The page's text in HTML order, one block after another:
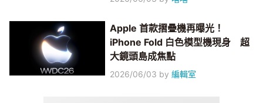
Apple 首款摺疊機再曝光！
iPhone Fold 白色模型機現身 超
大鏡頭島成焦點
2026/06/03 by編輯室